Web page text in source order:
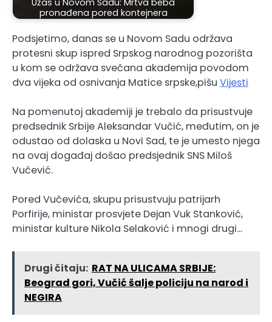
pronađena pored kontejnera
Podsjetimo, danas se u Novom Sadu održava
protesni skup ispred Srpskog narodnog pozorišta
u kom se održava svečana akademija povodom
dva vijeka od osnivanja Matice srpske,pišu Vijesti
Na pomenutoj akademiji je trebalo da prisustvuje
predsednik Srbije Aleksandar Vučić, međutim, on je
odustao od dolaska u Novi Sad, te je umesto njega
na ovaj događaj došao predsjednik SNS Miloš
Vučević.
Pored Vučevića, skupu prisustvuju patrijarh
Porfirije, ministar prosvjete Dejan Vuk Stanković,
ministar kulture Nikola Selaković i mnogi drugi…
Drugi čitaju: RAT NA ULICAMA SRBIJE:
Beograd gori, Vučić šalje policiju na narod i
NEGIRA